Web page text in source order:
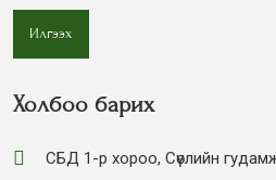
Илгээх
Холбоо барих
СБД 1-р хороо, Сөүлийн